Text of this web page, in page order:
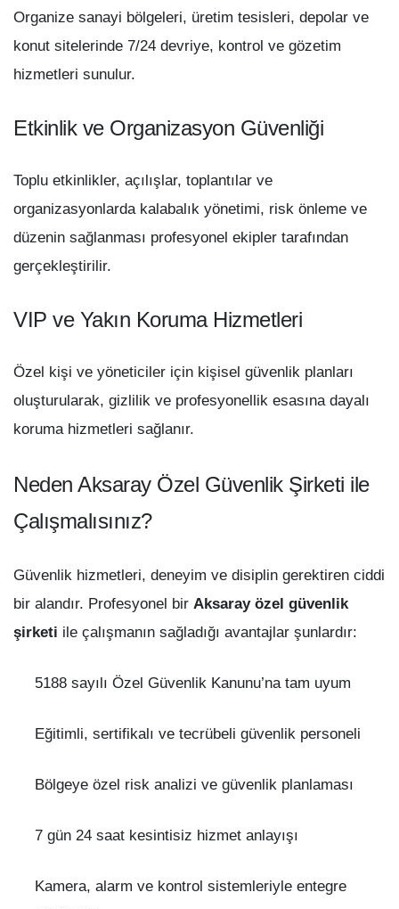
Organize sanayi bölgeleri, üretim tesisleri, depolar ve
konut sitelerinde 7/24 devriye, kontrol ve gözetim
hizmetleri sunulur.
Etkinlik ve Organizasyon Güvenliği
Toplu etkinlikler, açılışlar, toplantılar ve
organizasyonlarda kalabalık yönetimi, risk önleme ve
düzenin sağlanması profesyonel ekipler tarafından
gerçekleştirilir.
VIP ve Yakın Koruma Hizmetleri
Özel kişi ve yöneticiler için kişisel güvenlik planları
oluşturularak, gizlilik ve profesyonellik esasına dayalı
koruma hizmetleri sağlanır.
Neden Aksaray Özel Güvenlik Şirketi ile
Çalışmalısınız?
Güvenlik hizmetleri, deneyim ve disiplin gerektiren ciddi
bir alandır. Profesyonel bir Aksaray özel güvenlik
şirketi ile çalışmanın sağladığı avantajlar şunlardır:
5188 sayılı Özel Güvenlik Kanunu’na tam uyum
Eğitimli, sertifikalı ve tecrübeli güvenlik personeli
Bölgeye özel risk analizi ve güvenlik planlaması
7 gün 24 saat kesintisiz hizmet anlayışı
Kamera, alarm ve kontrol sistemleriyle entegre